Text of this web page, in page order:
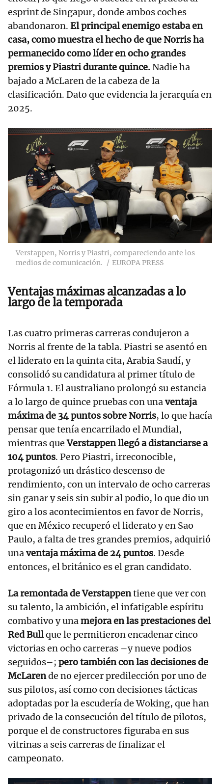
esprint de Singapur, donde ambos coches
abandonaron. El principal enemigo estaba en
casa, como muestra el hecho de que Norris ha
permanecido como líder en ocho grandes
premios y Piastri durante quince. Nadie ha
bajado a McLaren de la cabeza de la
clasificación. Dato que evidencia la jerarquía en
2025.
Verstappen, Norris y Piastri, compareciendo ante los
medios de comunicación.
EUROPA PRESS
Ventajas máximas alcanzadas a lo
largo de la temporada
Las cuatro primeras carreras condujeron a
Norris al frente de la tabla. Piastri se asentó en
el liderato en la quinta cita, Arabia Saudí, y
consolidó su candidatura al primer título de
Fórmula 1. El australiano prolongó su estancia
a lo largo de quince pruebas con unaventaja
máxima de 34 puntos sobre Norris, lo que hacía
pensar que tenía encarrilado el Mundial,
mientras queVerstappen llegó a distanciarse a
104 puntos. Pero Piastri, irreconocible,
protagonizó un drástico descenso de
rendimiento, con un intervalo de ocho carreras
sin ganar y seis sin subir al podio, lo que dio un
giro a los acontecimientos en favor de Norris,
que en México recuperó el liderato y en Sao
Paulo, a falta de tres grandes premios, adquirió
unaventaja máxima de 24 puntos. Desde
entonces, el británico es el gran candidato.
La remontada de Verstappentiene que ver con
su talento, la ambición, el infatigable espíritu
combativo y unamejora en las prestaciones del
Red Bullque le permitieron encadenar cinco
victorias en ocho carreras –y nueve podios
seguidos–; pero también con las decisiones de
McLarende no ejercer predilección por uno de
sus pilotos, así como con decisiones tácticas
adoptadas por la escudería de Woking, que han
privado de la consecución del título de pilotos,
porque el de constructores figuraba en sus
vitrinas a seis carreras de finalizar el
campeonato.